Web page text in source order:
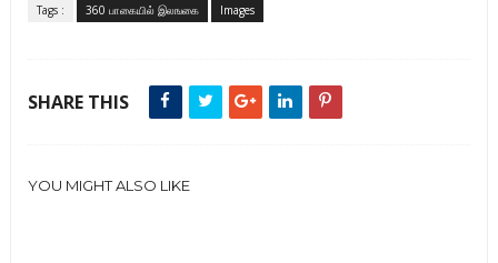
Tags : 360 பாகையில் இலஙகை Images
SHARE THIS
YOU MIGHT ALSO LIKE